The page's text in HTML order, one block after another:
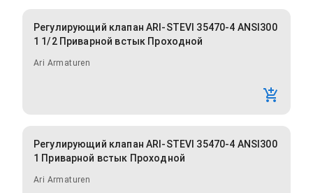
Регулирующий клапан ARI-STEVI 35470-4 ANSI300
1 1/2 Приварной встык Проходной
Ari Armaturen
Регулирующий клапан ARI-STEVI 35470-4 ANSI300
1 Приварной встык Проходной
Ari Armaturen